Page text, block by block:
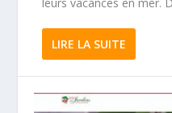
LIRE LA SUITE